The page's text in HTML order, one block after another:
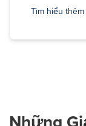
Tìm hiểu thêm